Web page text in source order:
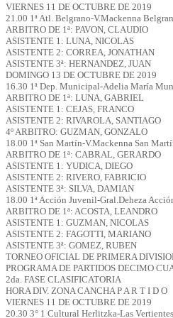
VIERNES 11 DE OCTUBRE DE 2019
21.00 1ª Atl. Belgrano-V.Mackenna
ARBITRO DE 1ª: PAVON, CLAUDIO
ASISTENTE 1: LUNA, NICOLAS
ASISTENTE 2: CORREA, JONATHAN
ASISTENTE 3ª: HERNANDEZ, JUAN
DOMINGO 13 DE OCTUBRE DE 2019
16.30 1ª Dep. Municipal-Adelia María
ARBITRO DE 1ª: LUNA, GABRIEL
ASISTENTE 1: CEJAS, FRANCO
ASISTENTE 2: RIVAROLA, SANTIAGO
4º ARBITRO: GUZMAN, GONZALO
18.00 1ª San Martín-V.Mackenna San
ARBITRO DE 1ª: CABRAL, GERARDO
ASISTENTE 1: YUDICA, DIEGO
ASISTENTE 2: RIVERO, FABRICIO
ASISTENTE 3ª: SILVA, DAMIAN
18.00 1ª Acción Juvenil-Gral.Deheza
ARBITRO DE 1ª: ACOSTA, LEANDRO
ASISTENTE 1: GUZMAN, NICOLAS
ASISTENTE 2: FAGOTTI, MARIANO
ASISTENTE 3ª: GOMEZ, RUBEN
TORNEO OFICIAL DE PRIMERA
PROGRAMA DE PARTIDOS DECIMO
2da. FASE CLASIFICATORIA
HORA DIV. ZONA CANCHA P A R T I D O
VIERNES 11 DE OCTUBRE DE 2019
20.30 3° 1 Cultural Herlitzka-Las